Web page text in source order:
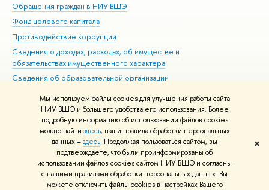
Мы используем файлы cookies для улучшения работы сайта
НИУ ВШЭ и большего удобства его использования. Более
подробную информацию об использовании файлов cookies
можно найти здесь, наши правила обработки персональных
данных –здесь. Продолжая пользоваться сайтом, вы
подтверждаете, что были проинформированы об
использовании файлов cookies сайтом НИУ ВШЭ и согласны
с нашими правилами обработки персональных данных. Вы
можете отключить файлы cookies в настройках Вашего
✖
Обращения граждан в НИУ ВШЭ
Фонд целевого капитала
Противодействие коррупции
Сведения о доходах, расходах, об имуществе и
обязательствах имущественного характера
Сведения об образовательной организации
Людям с ограниченными возможностями здоровья
Единая платежная страница
Работа в Вышке
© НИУ ВШЭ 1993–2026 Адреса и контакты Условия использования
материалов Политика конфиденциальности Карта сайта
Шрифты HSE Sans и HSE Slab разработаны вШколе дизайна НИУ ВШЭ